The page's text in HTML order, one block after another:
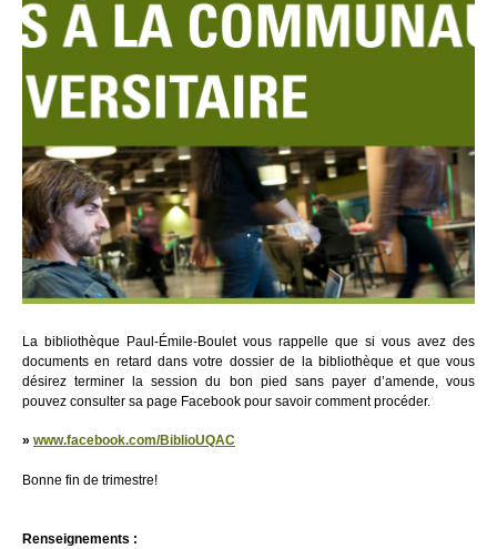
La bibliothèque Paul-Émile-Boulet vous rappelle que si vous avez des
documents en retard dans votre dossier de la bibliothèque et que vous
désirez terminer la session du bon pied sans payer d’amende, vous
pouvez consulter sa page Facebook pour savoir comment procéder.
» www.facebook.com/BiblioUQAC
Bonne fin de trimestre!
Renseignements :